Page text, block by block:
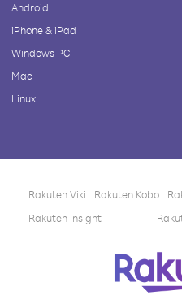
Android
iPhone & iPad
Windows PC
Mac
Linux
Rakuten Viki Rakuten Kobo
Rakuten Insight